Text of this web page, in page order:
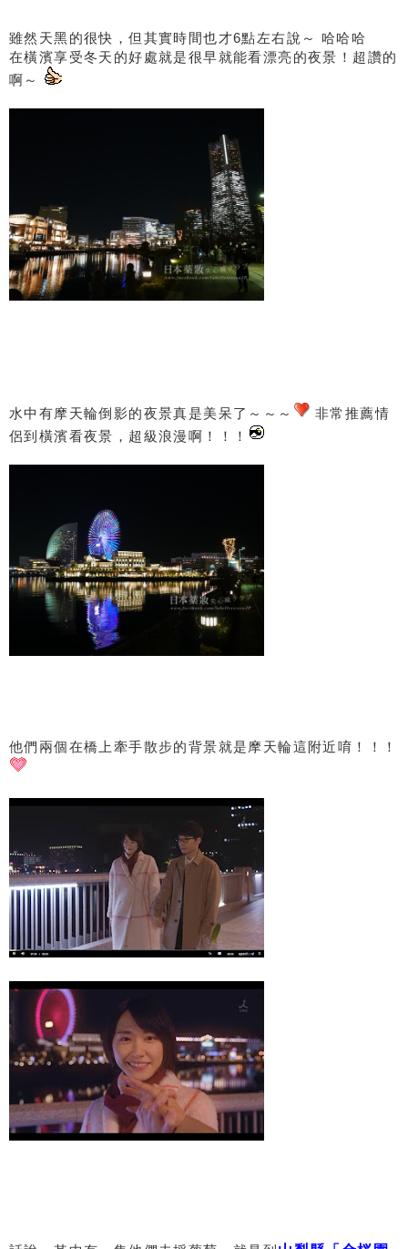
雖然天黑的很快，但其實時間也才6點左右說～ 哈哈哈
在橫濱享受冬天的好處就是很早就能看漂亮的夜景！超讚的
啊～
水中有摩天輪倒影的夜景真是美呆了～～～
非常推薦情
侶到橫濱看夜景，超級浪漫啊！！！
他們兩個在橋上牽手散步的背景就是摩天輪這附近唷！！！